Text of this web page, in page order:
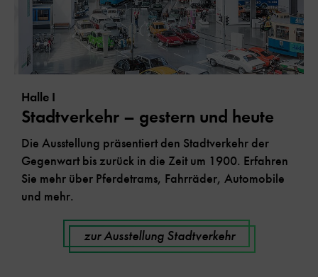
Halle I
Stadtverkehr – gestern und heute
Die Ausstellung präsentiert den Stadtverkehr der
Gegenwart bis zurück in die Zeit um 1900. Erfahren
Sie mehr über Pferdetrams, Fahrräder, Automobile
und mehr.
zur Ausstellung Stadtverkehr